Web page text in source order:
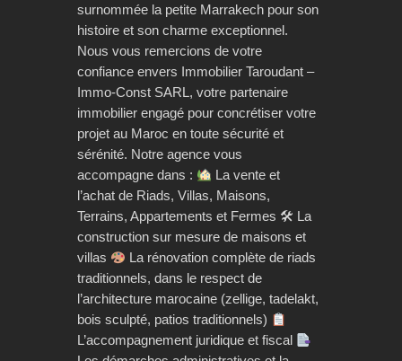
surnommée la petite Marrakech pour son
histoire et son charme exceptionnel.
Nous vous remercions de votre
confiance envers Immobilier Taroudant –
Immo-Const SARL, votre partenaire
immobilier engagé pour concrétiser votre
projet au Maroc en toute sécurité et
sérénité. Notre agence vous
accompagne dans :
La vente et
l’achat de Riads, Villas, Maisons,
Terrains, Appartements et Fermes 🛠 La
construction sur mesure de maisons et
villas
La rénovation complète de riads
traditionnels, dans le respect de
l’architecture marocaine (zellige, tadelakt,
bois sculpté, patios traditionnels)
L’accompagnement juridique et fiscal